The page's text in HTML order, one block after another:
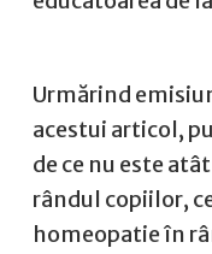
Urmărind
acestui articol,
de ce nu este
rândul copiilor,
homeopatie în